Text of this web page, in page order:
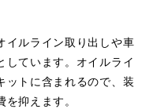
イルライン取り出しや車
しています。オイルライ
ットに含まれるので、装
抑えます。